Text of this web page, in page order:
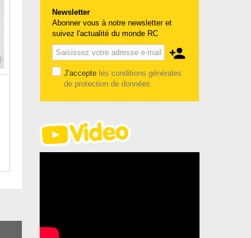
Newsletter
Abonner vous à notre newsletter et
suivez l'actualité du monde RC
J'accepte les conditions générales
de protection de données